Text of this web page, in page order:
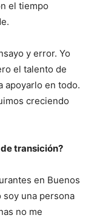
el tiempo
y error. Yo
el talento de
apoyarlo en todo.
creciendo
transición?
en Buenos
soy una persona
no me